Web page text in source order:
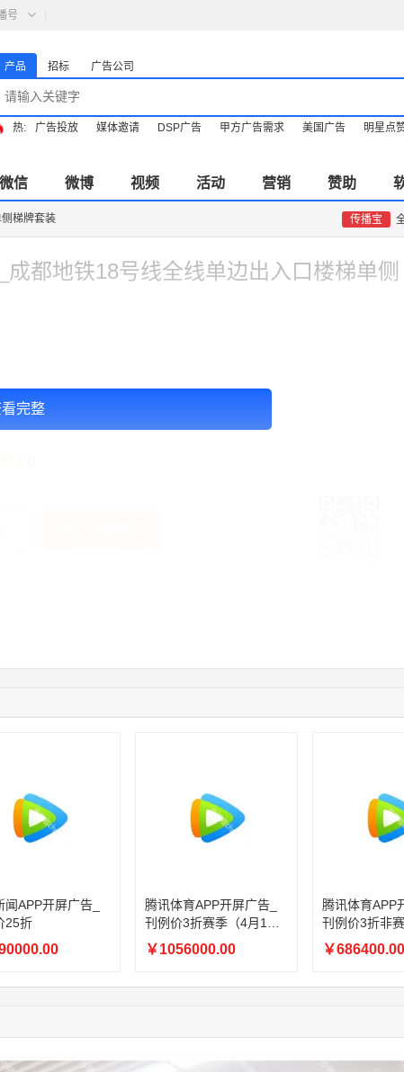
号
产品 招标 广告公司
热: 广告投放 媒体邀请 DSP广告 甲方广告需求 美国广告 明星点
微信 微博 视频 活动 营销 赞助
梯牌套装 传播宝
完整
成都地铁18号线全线单边出入口楼梯单侧
联系了该媒体所在商家
联系了该媒体所在商家
联系了该媒体所在商家
联系了该媒体所在商家
联系了该媒体所在商家
联系了该媒体所在商家
闻APP开屏广告_
25折
腾讯体育APP开屏广告_
刊例价3折赛季（4月1日-
8月8日）
￥1056000.00
腾讯体育APP
刊例价3折非赛
日-9月30日）
￥686400.00